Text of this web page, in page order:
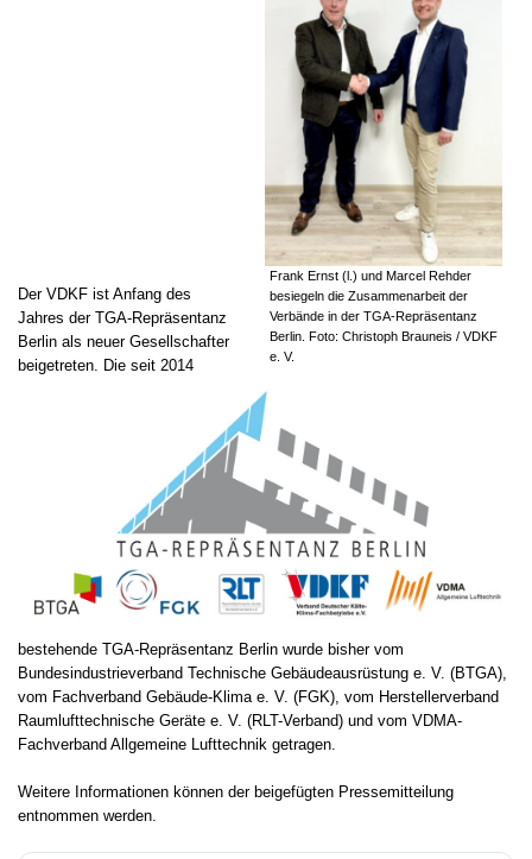
Frank Ernst (l.) und Marcel Rehder
besiegeln die Zusammenarbeit der
Verbände in der TGA-Repräsentanz
Berlin. Foto: Christoph Brauneis / VDKF
e. V.
Der VDKF ist Anfang des
Jahres der TGA-Repräsentanz
Berlin als neuer Gesellschafter
beigetreten. Die seit 2014
bestehende TGA-Repräsentanz Berlin wurde bisher vom
Bundesindustrieverband Technische Gebäudeausrüstung e. V. (BTGA),
vom Fachverband Gebäude-Klima e. V. (FGK), vom Herstellerverband
Raumlufttechnische Geräte e. V. (RLT-Verband) und vom VDMA-
Fachverband Allgemeine Lufttechnik getragen.
Weitere Informationen können der beigefügten Pressemitteilung
entnommen werden.